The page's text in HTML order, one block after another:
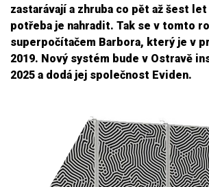
zastarávají a zhruba co pět až šest
potřeba je nahradit. Tak se v tomto
superpočítačem Barbora, který je v
2019. Nový systém bude v Ostravě
2025 a dodá jej společnost Eviden.